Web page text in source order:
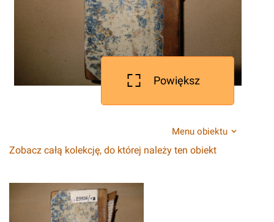
Powiększ
Menu obiektu
Zobacz całą kolekcję, do której należy ten obiekt